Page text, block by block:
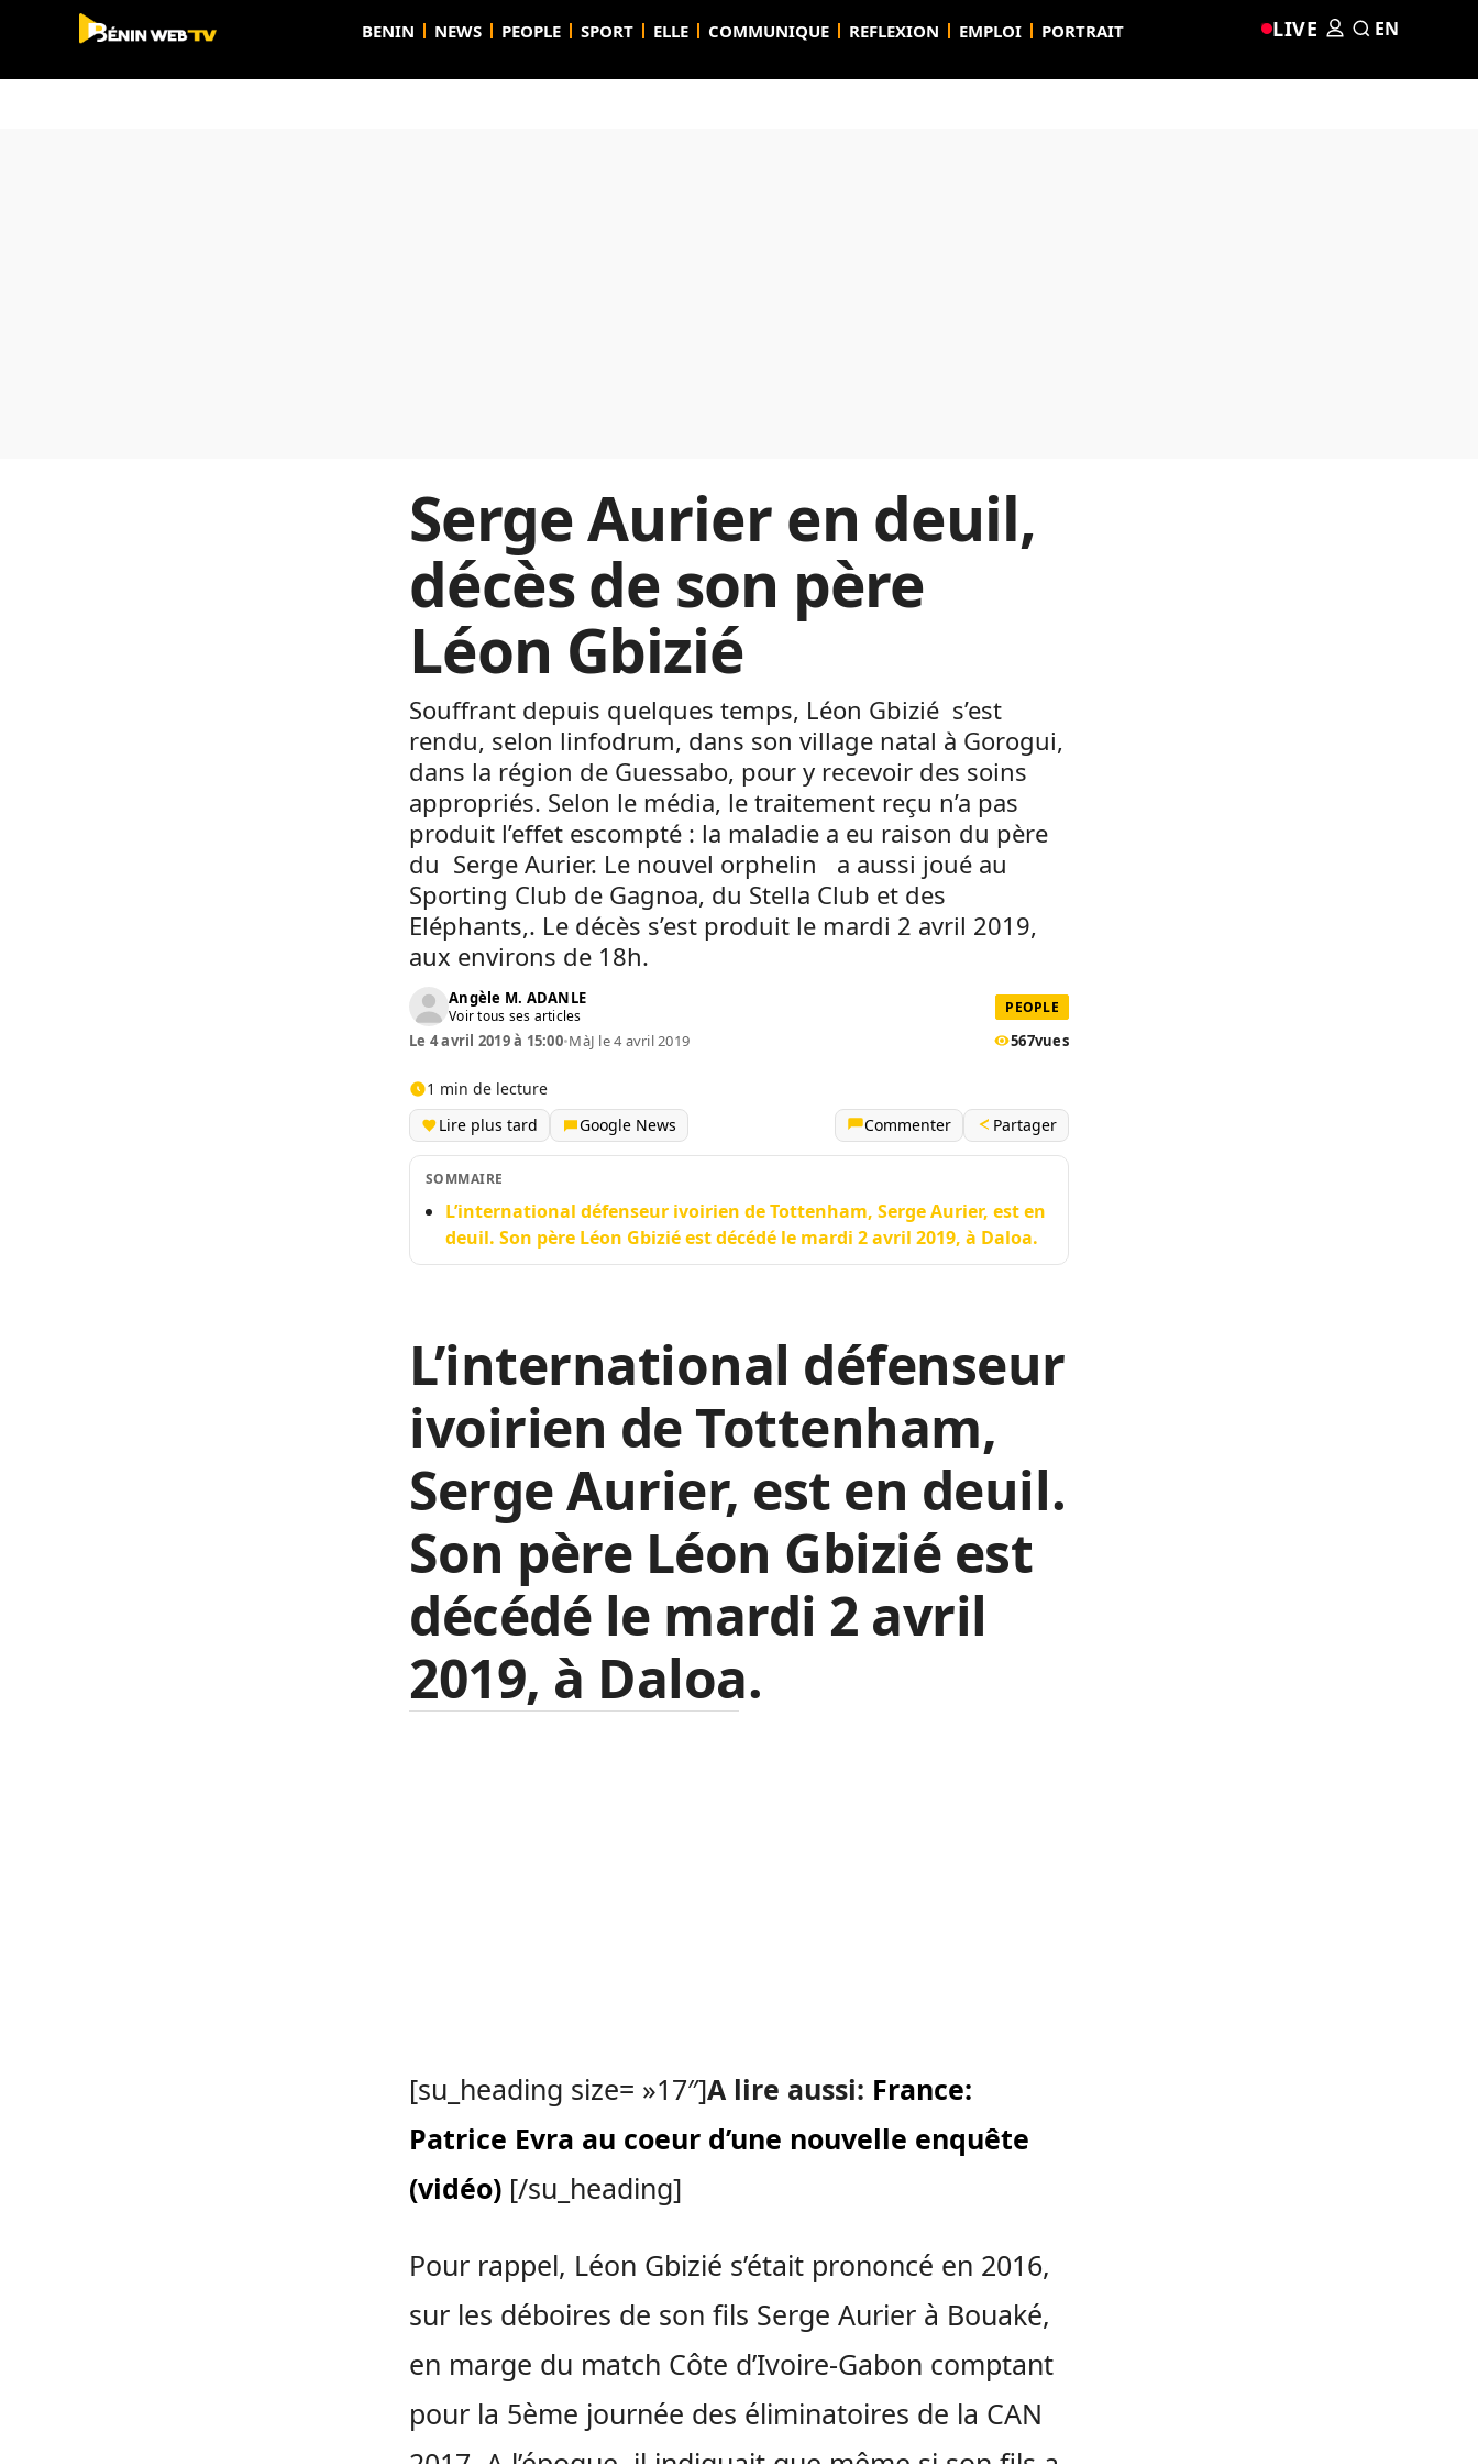
BENIN NEWS PEOPLE SPORT ELLE COMMUNIQUE REFLEXION EMPLOI PORTRAIT LIVE EN
Serge Aurier en deuil,
décès de son père
Léon Gbizié
Souffrant depuis quelques temps, Léon Gbizié s’est
rendu, selon linfodrum, dans son village natal à Gorogui,
dans la région de Guessabo, pour y recevoir des soins
appropriés. Selon le média, le traitement reçu n’a pas
produit l’effet escompté : la maladie a eu raison du père
du Serge Aurier. Le nouvel orphelin a aussi joué au
Sporting Club de Gagnoa, du Stella Club et des
Eléphants,. Le décès s’est produit le mardi 2 avril 2019,
aux environs de 18h.
Angèle M. ADANLE
Voir tous ses articles PEOPLE
Le 4 avril 2019 à 15:00•MàJ le 4 avril 2019 567vues
1 min de lecture
Lire plus tard
Google News Commenter Partager
SOMMAIRE
L’international défenseur ivoirien de Tottenham, Serge Aurier, est en
deuil. Son père Léon Gbizié est décédé le mardi 2 avril 2019, à Daloa.
L’international défenseur
ivoirien de Tottenham,
Serge Aurier, est en deuil.
Son père Léon Gbizié est
décédé le mardi 2 avril
2019, à Daloa.
[su_heading size= »17″]A lire aussi: France:
Patrice Evra au coeur d’une nouvelle enquête
(vidéo) [/su_heading]
Pour rappel, Léon Gbizié s’était prononcé en 2016,
sur les déboires de son fils Serge Aurier à Bouaké,
en marge du match Côte d’Ivoire-Gabon comptant
pour la 5ème journée des éliminatoires de la CAN